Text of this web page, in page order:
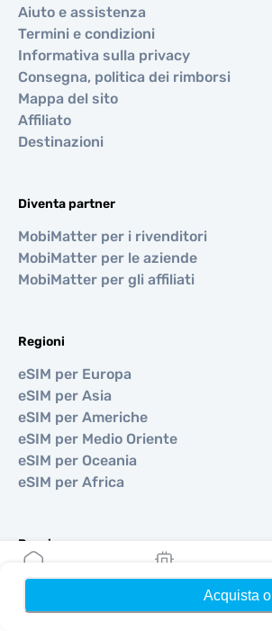
Acquista
Aiuto e assistenza
Termini e condizioni
Informativa sulla privacy
Consegna, politica dei rimborsi
Mappa del sito
Affiliato
Destinazioni
Diventa partner
MobiMatter per i rivenditori
MobiMatter per le aziende
MobiMatter per gli affiliati
Regioni
eSIM per Europa
eSIM per Asia
eSIM per Americhe
eSIM per Medio Oriente
eSIM per Oceania
eSIM per Africa
Paesi
eSIM per USA
Le mie eSIM